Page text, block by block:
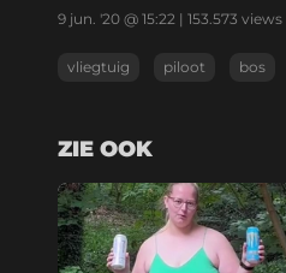
9 jun. '20 @ 15:22 | 153.573 views
vliegtuig piloot bos
ZIE OOK